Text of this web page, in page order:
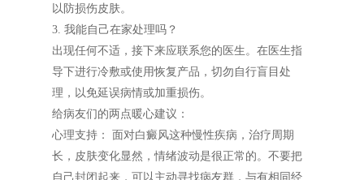
以防损伤皮肤。
3. 我能自己在家处理吗？
出现任何不适，接下来应联系您的医生。在医生指
导下进行冷敷或使用恢复产品，切勿自行盲目处
理，以免延误病情或加重损伤。
给病友们的两点暖心建议：
心理支持： 面对白癜风这种慢性疾病，治疗周期
长，皮肤变化显然，情绪波动是很正常的。不要把
自己封闭起来，可以主动寻找病友群，与有相同经